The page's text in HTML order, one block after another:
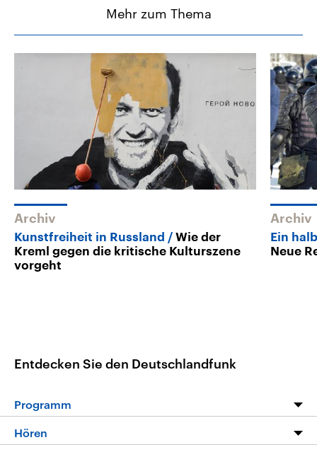
Mehr zum Thema
Archiv
Kunstfreiheit in Russland
Wie der
Kreml gegen die kritische Kulturszene
vorgeht
Archiv
Ein
Neue
Entdecken Sie den Deutschlandfunk
Programm
Programm
Hören